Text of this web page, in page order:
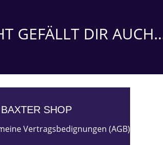
GEFÄLLT DIR
SHOP
Vertragsbedignungen (AGB)